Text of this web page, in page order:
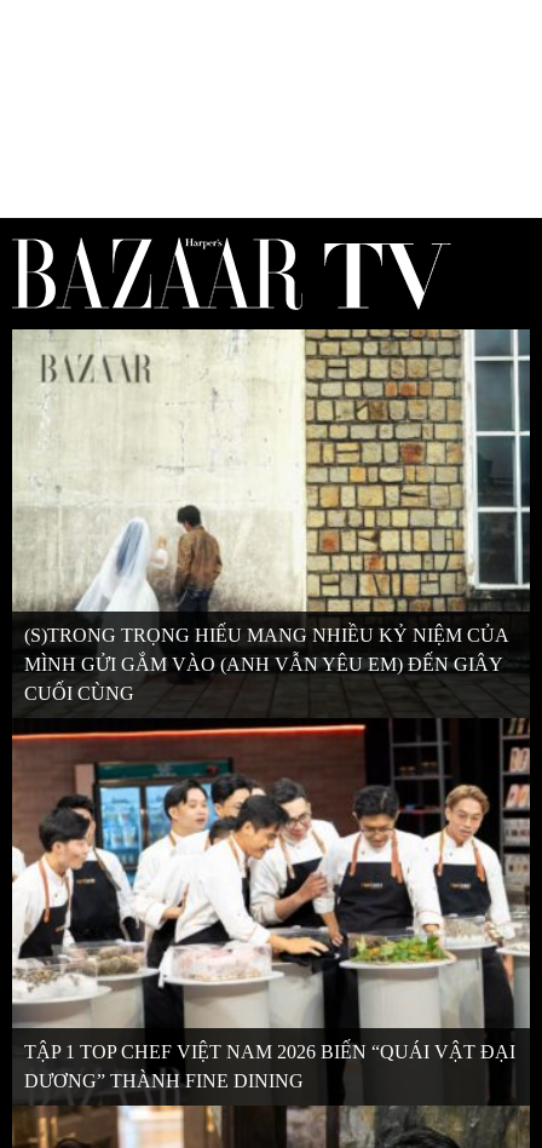
(S)TRONG TRỌNG HIẾU MANG NHIỀU KỶ NIỆM CỦA
MÌNH GỬI GẮM VÀO (ANH VẪN YÊU EM) ĐẾN GIÂY
CUỐI CÙNG
TẬP 1 TOP CHEF VIỆT NAM 2026 BIẾN “QUÁI VẬT ĐẠI
DƯƠNG” THÀNH FINE DINING